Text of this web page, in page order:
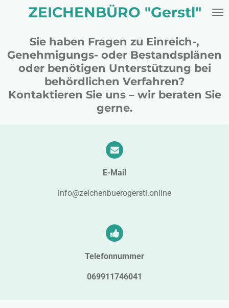
springen
ZEICHENBÜRO "Gerstl"
Sie haben Fragen zu Einreich-,
Genehmigungs- oder Bestandsplänen
oder benötigen Unterstützung bei
behördlichen Verfahren?
Kontaktieren Sie uns – wir beraten Sie
gerne.
E-Mail
info@zeichenbuerogerstl.online
Telefonnummer
069911746041